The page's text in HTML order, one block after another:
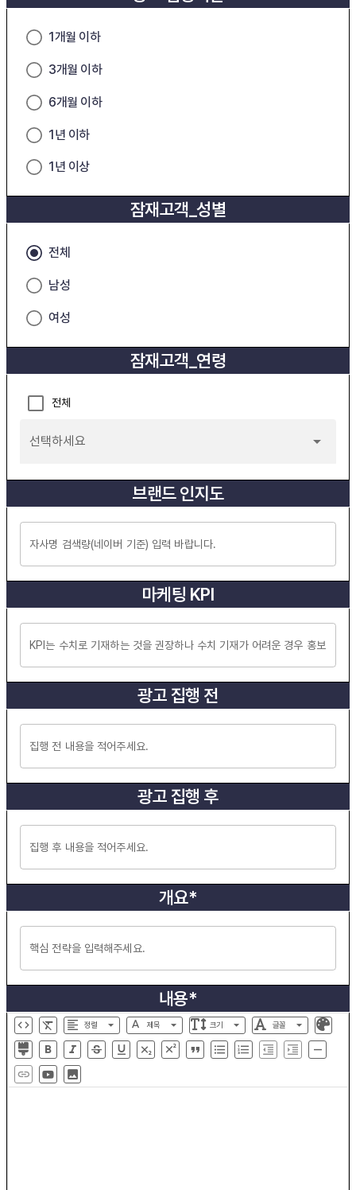
1개월 이하
3개월 이하
6개월 이하
1년 이하
1년 이상
잠재고객_성별
전체
남성
여성
잠재고객_연령
전체
선택하세요
브랜드 인지도
마케팅 KPI
광고 집행 전
광고 집행 후
개요*
내용*
정렬 제목 크기 글꼴